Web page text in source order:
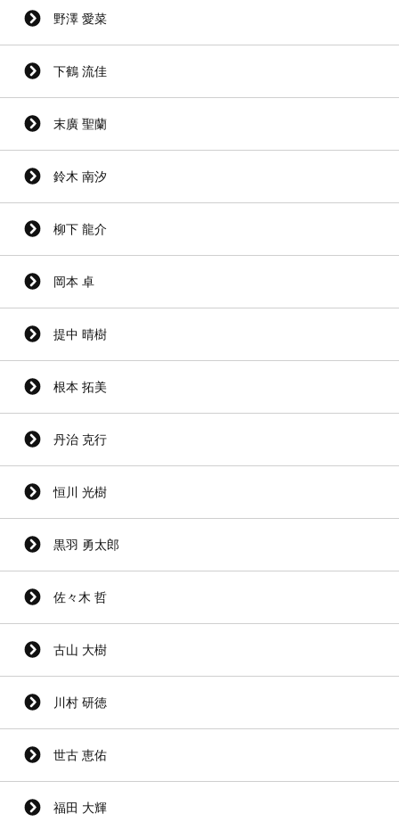
野澤 愛菜
下鶴 流佳
末廣 聖蘭
鈴木 南汐
柳下 龍介
岡本 卓
提中 晴樹
根本 拓美
丹治 克行
恒川 光樹
黒羽 勇太郎
佐々木 哲
古山 大樹
川村 研徳
世古 恵佑
福田 大輝